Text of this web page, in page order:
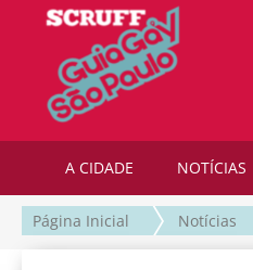
A CIDADE NOTÍCIAS
Página Inicial Notícias